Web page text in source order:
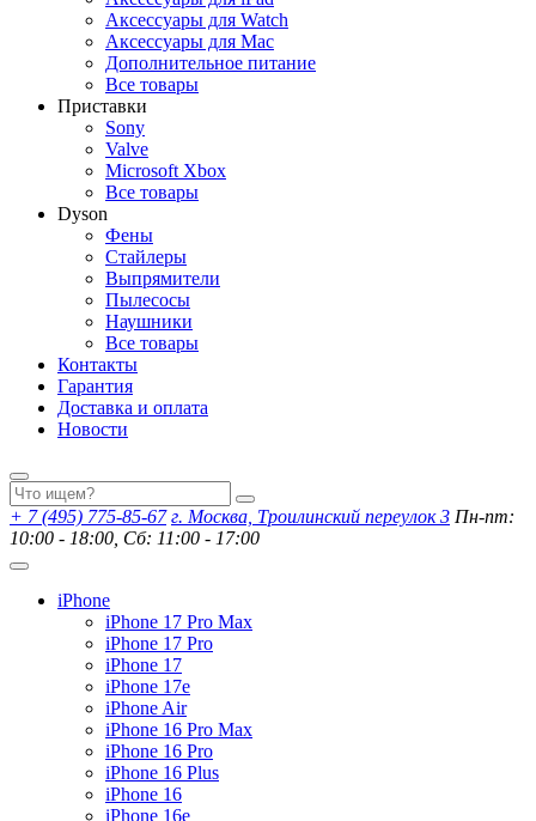
Аксессуары для Watch
Аксессуары для Mac
Дополнительное питание
Все товары
Приставки
Sony
Valve
Microsoft Xbox
Все товары
Dyson
Фены
Стайлеры
Выпрямители
Пылесосы
Наушники
Все товары
Контакты
Гарантия
Доставка и оплата
Новости
+ 7 (495) 775-85-67 г. Москва, Троилинский переулок 3 Пн-пт:
10:00 - 18:00, Сб: 11:00 - 17:00
iPhone
iPhone 17 Pro Max
iPhone 17 Pro
iPhone 17
iPhone 17e
iPhone Air
iPhone 16 Pro Max
iPhone 16 Pro
iPhone 16 Plus
iPhone 16
iPhone 16e